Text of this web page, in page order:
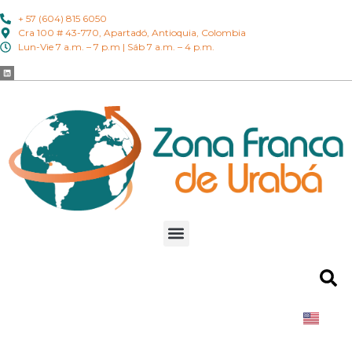
+ 57 (604) 815 6050
Cra 100 # 43-770, Apartadó, Antioquia, Colombia
Lun-Vie 7 a.m. – 7 p.m | Sáb 7 a.m. – 4 p.m.